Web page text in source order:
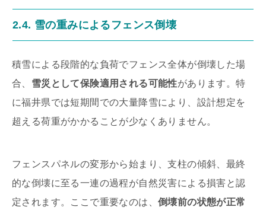
2.4. 雪の重みによるフェンス倒壊
積雪による段階的な負荷でフェンス全体が倒壊した場
合、 雪災として保険適用される可能性があります。特
に福井県では短期間での大量降雪により、設計想定を
超える荷重がかかることが少なくありません。
フェンスパネルの変形から始まり、支柱の傾斜、最終
的な倒壊に至る一連の過程が自然災害による損害と認
定されます。ここで重要なのは、 倒壊前の状態が正常